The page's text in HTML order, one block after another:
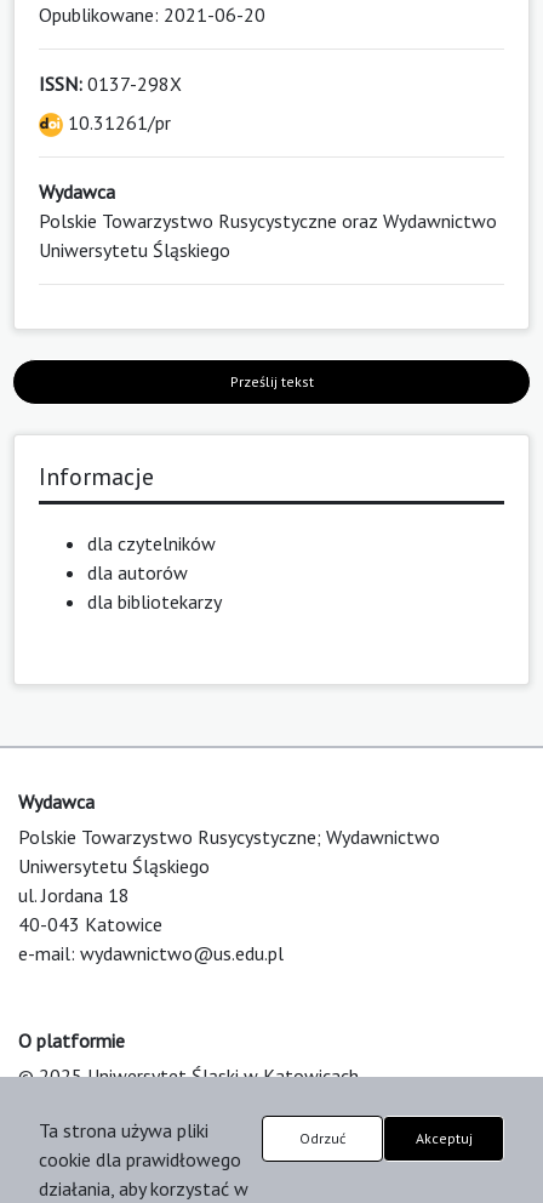
Opublikowane: 2021-06-20
ISSN: 0137-298X
10.31261/pr
Wydawca
Polskie Towarzystwo Rusycystyczne oraz Wydawnictwo
Uniwersytetu Śląskiego
Prześlij tekst
Informacje
dla czytelników
dla autorów
dla bibliotekarzy
Wydawca
Polskie Towarzystwo Rusycystyczne; Wydawnictwo
Uniwersytetu Śląskiego
ul. Jordana 18
40-043 Katowice
e-mail: wydawnictwo@us.edu.pl
O platformie
© 2025 Uniwersytet Śląski w Katowicach
Platform & Workflow by OJS/PKP
Ta strona używa pliki
cookie dla prawidłowego
działania, aby korzystać w
Odrzuć Akceptuj